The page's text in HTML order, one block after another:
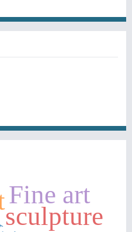
sculpture
Fine art